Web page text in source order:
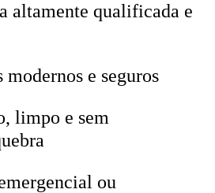
altamente qualificada e
e seguros
limpo e sem
ou